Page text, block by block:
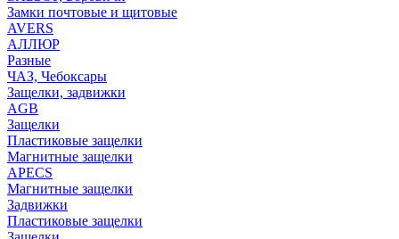
Замки почтовые и щитовые
AVERS
АЛЛЮР
Разные
ЧАЗ, Чебоксары
Защелки, задвижки
AGB
Защелки
Пластиковые защелки
Магнитные защелки
APECS
Магнитные защелки
Задвижки
Пластиковые защелки